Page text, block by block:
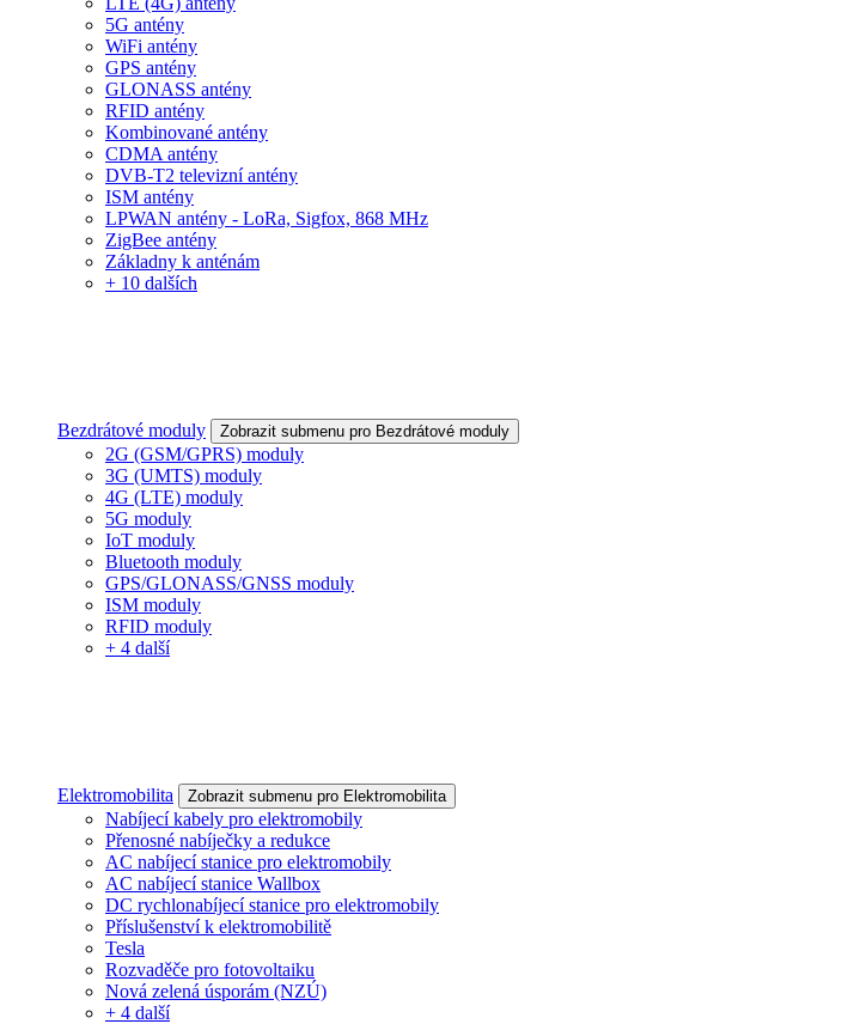
5G antény
WiFi antény
GPS antény
GLONASS antény
RFID antény
Kombinované antény
CDMA antény
DVB-T2 televizní antény
ISM antény
LPWAN antény - LoRa, Sigfox, 868 MHz
ZigBee antény
Základny k anténám
+ 10 dalších
Bezdrátové moduly Zobrazit submenu pro Bezdrátové moduly
2G (GSM/GPRS) moduly
3G (UMTS) moduly
4G (LTE) moduly
5G moduly
IoT moduly
Bluetooth moduly
GPS/GLONASS/GNSS moduly
ISM moduly
RFID moduly
+ 4 další
Elektromobilita Zobrazit submenu pro Elektromobilita
Nabíjecí kabely pro elektromobily
Přenosné nabíječky a redukce
AC nabíjecí stanice pro elektromobily
AC nabíjecí stanice Wallbox
DC rychlonabíjecí stanice pro elektromobily
Příslušenství k elektromobilitě
Tesla
Rozvaděče pro fotovoltaiku
Nová zelená úsporám (NZÚ)
+ 4 další